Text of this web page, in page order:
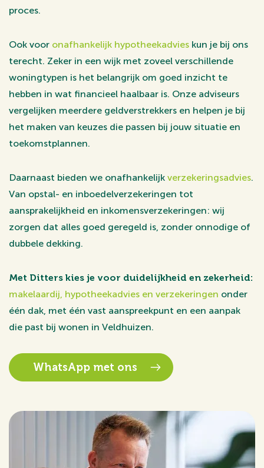
proces.
Ook voor onafhankelijk hypotheekadvies kun je bij ons
terecht. Zeker in een wijk met zoveel verschillende
woningtypen is het belangrijk om goed inzicht te
hebben in wat financieel haalbaar is. Onze adviseurs
vergelijken meerdere geldverstrekkers en helpen je bij
het maken van keuzes die passen bij jouw situatie en
toekomstplannen.
Daarnaast bieden we onafhankelijk verzekeringsadvies.
Van opstal- en inboedelverzekeringen tot
aansprakelijkheid en inkomensverzekeringen: wij
zorgen dat alles goed geregeld is, zonder onnodige of
dubbele dekking.
Met Ditters kies je voor duidelijkheid en zekerheid:
makelaardij, hypotheekadvies en verzekeringen onder
één dak, met één vast aanspreekpunt en een aanpak
die past bij wonen in Veldhuizen.
WhatsApp met ons